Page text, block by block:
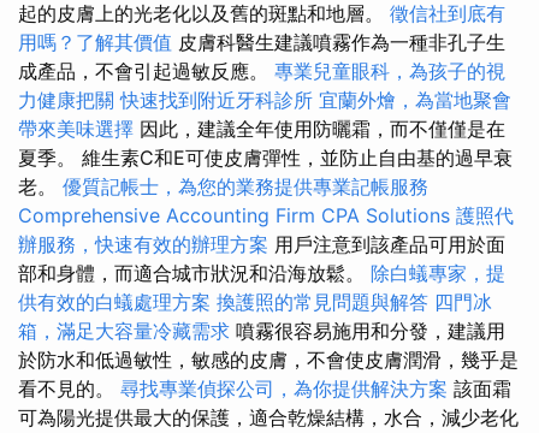
起的皮膚上的光老化以及舊的斑點和地層。 徵信社到底有
用嗎？了解其價值 皮膚科醫生建議噴霧作為一種非孔子生
成產品，不會引起過敏反應。 專業兒童眼科，為孩子的視
力健康把關 快速找到附近牙科診所 宜蘭外燴，為當地聚會
帶來美味選擇 因此，建議全年使用防曬霜，而不僅僅是在
夏季。 維生素C和E可使皮膚彈性，並防止自由基的過早衰
老。 優質記帳士，為您的業務提供專業記帳服務
Comprehensive Accounting Firm CPA Solutions 護照代
辦服務，快速有效的辦理方案 用戶注意到該產品可用於面
部和身體，而適合城市狀況和沿海放鬆。 除白蟻專家，提
供有效的白蟻處理方案 換護照的常見問題與解答 四門冰
箱，滿足大容量冷藏需求 噴霧很容易施用和分發，建議用
於防水和低過敏性，敏感的皮膚，不會使皮膚潤滑，幾乎是
看不見的。 尋找專業偵探公司，為你提供解決方案 該面霜
可為陽光提供最大的保護，適合乾燥結構，水合，減少老化